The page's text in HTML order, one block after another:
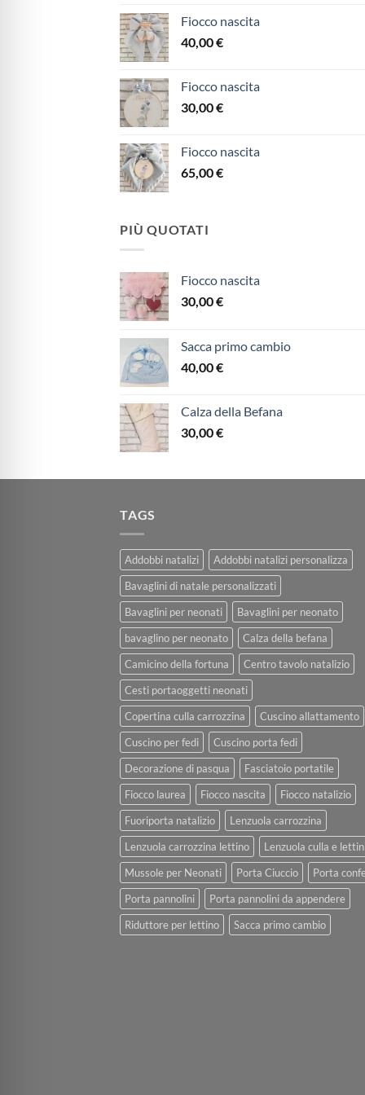
Fiocco nascita
40,00€
Fiocco nascita
30,00€
Fiocco nascita
65,00€
PIÙ QUOTATI
Fiocco nascita
30,00€
Sacca primo cambio
40,00€
Calza della Befana
30,00€
TAGS
Addobbi natalizi
Addobbi natalizi personalizza
Bavaglini di natale personalizzati
Bavaglini per neonati
Bavaglini per neonato
bavaglino per neonato
Calza della befana
Camicino della fortuna
Centro tavolo natalizio
Cesti portaoggetti neonati
Copertina culla carrozzina
Cuscino allattamento
Cuscino per fedi
Cuscino porta fedi
Decorazione di pasqua
Fasciatoio portatile
Fiocco laurea
Fiocco nascita
Fiocco natalizio
Fuoriporta natalizio
Lenzuola carrozzina
Lenzuola carrozzina lettino
Lenzuola culla e
Mussole per Neonati
Porta Ciuccio
Porta
Porta pannolini
Porta pannolini da appendere
Riduttore per lettino
Sacca primo cambio